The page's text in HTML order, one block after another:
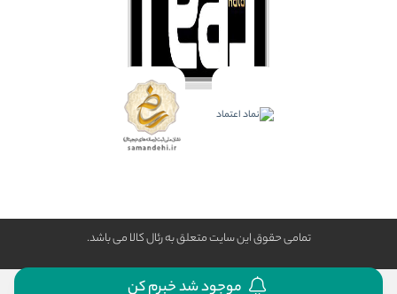
تمامی حقوق این سایت متعلق به رئال كالا می باشد.